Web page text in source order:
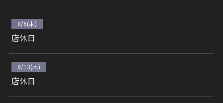
8/6(木)
店休日
8/13(木)
店休日